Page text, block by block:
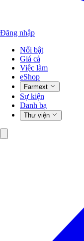
Đăng nhập
Nổi bật
Giá cả
Việc làm
eShop
Farmext
Sự kiện
Danh bạ
Thư viện